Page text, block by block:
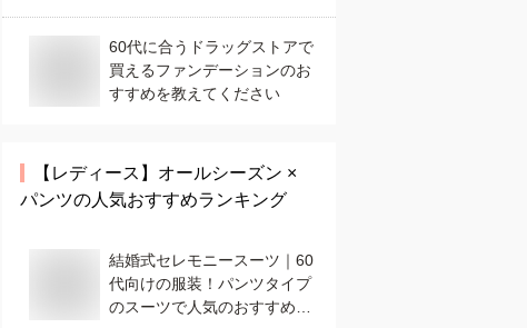
60代に合うドラッグストアで
買えるファンデーションのお
すすめを教えてください
【レディース】 オールシーズン ×
パンツの人気おすすめランキング
結婚式セレモニースーツ｜60
代向けの服装！パンツタイプ
のスーツで人気のおすすめ